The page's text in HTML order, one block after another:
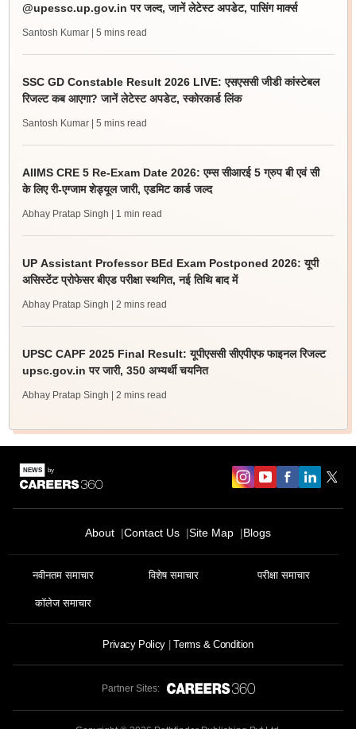
@upessc.up.gov.in पर जल्द, जानें लेटेस्ट अपडेट, पासिंग मार्क्स
Santosh Kumar | 5 mins read
SSC GD Constable Result 2026 LIVE: एसएससी जीडी कांस्टेबल
रिजल्ट कब आएगा? जानें लेटेस्ट अपडेट, स्कोरकार्ड लिंक
Santosh Kumar | 5 mins read
AIIMS CRE 5 Re-Exam Date 2026: एम्स सीआरई 5 ग्रुप बी एवं सी
के लिए री-एग्जाम शेड्यूल जारी, एडमिट कार्ड जल्द
Abhay Pratap Singh | 1 min read
UP Assistant Professor BEd Exam Postponed 2026: यूपी
असिस्टेंट प्रोफेसर बीएड परीक्षा स्थगित, नई तिथि बाद में
Abhay Pratap Singh | 2 mins read
UPSC CAPF 2025 Final Result: यूपीएससी सीएपीएफ फाइनल रिजल्ट
upsc.gov.in पर जारी, 350 अभ्यर्थी चयनित
Abhay Pratap Singh | 2 mins read
About Contact Us Site Map Blogs
नवीनतम समाचार विशेष समाचार परीक्षा समाचार
कॉलेज समाचार
Privacy Policy Terms & Condition
Partner Sites: